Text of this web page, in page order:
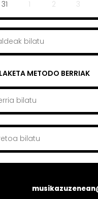
31
1 2 3
METODO BERRIAK